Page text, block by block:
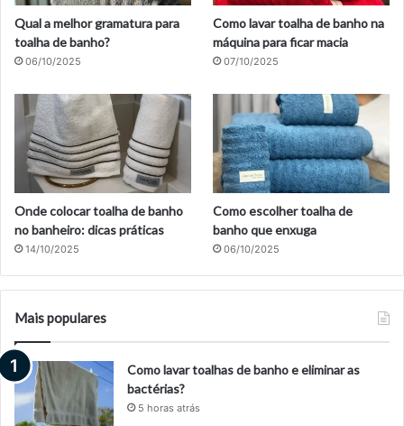
Qual a melhor gramatura para
toalha de banho?
06/10/2025
Como lavar toalha de banho na
máquina para ficar macia
07/10/2025
Onde colocar toalha de banho
no banheiro: dicas práticas
14/10/2025
Como escolher toalha de
banho que enxuga
06/10/2025
Mais populares
Como lavar toalhas de banho e eliminar as
bactérias?
5 horas atrás